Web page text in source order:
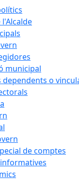
municipal
dependents o
de comptes